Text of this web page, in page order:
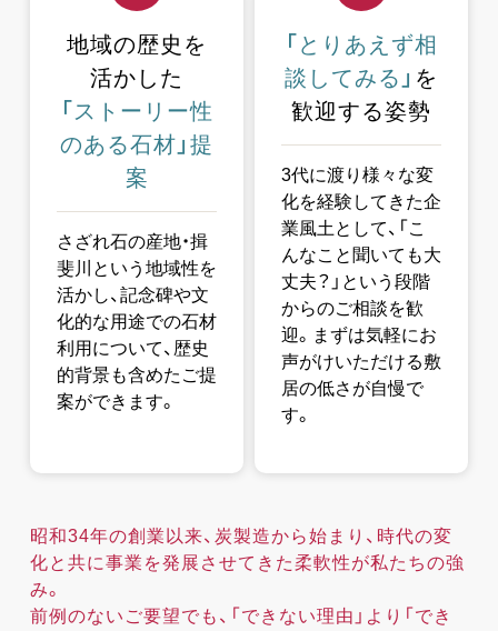
地域の歴史を
活かした
「ストーリー性
のある石材」提
案
さざれ石の産地・揖
斐川という地域性を
活かし、記念碑や文
化的な用途での石材
利用について、歴史
的背景も含めたご提
案ができます。
「とりあえず相
談してみる」 を
歓迎する姿勢
3代に渡り様々な変
化を経験してきた企
業風土として、「こ
んなこと聞いても大
丈夫？」という段階
からのご相談を歓
迎。まずは気軽にお
声がけいただける敷
居の低さが自慢で
す。
昭和34年の創業以来、炭製造から始まり、時代の変
化と共に事業を発展させてきた柔軟性が私たちの強
み。
前例のないご要望でも、「できない理由」より「でき